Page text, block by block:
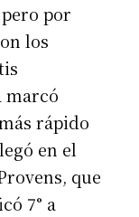
por
los
marcó
rápido
en el
que
7° a